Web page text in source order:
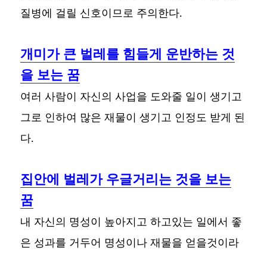
질병에 걸릴 신호이므로 주의한다.
개미가 큰 벌레를 힘들게 운반하는 것
을 보는 꿈
여러 사람이 자신의 사업을 도와줄 일이 생기고
그로 인하여 많은 재물이 생기고 인정도 받게 된
다.
집안에 벌레가 우글거리는 것을 보는
꿈
내 자신의 명성이 높아지고 하고있는 일에서 좋
은 성과를 거두어 명성이나 재물을 얻을것이라